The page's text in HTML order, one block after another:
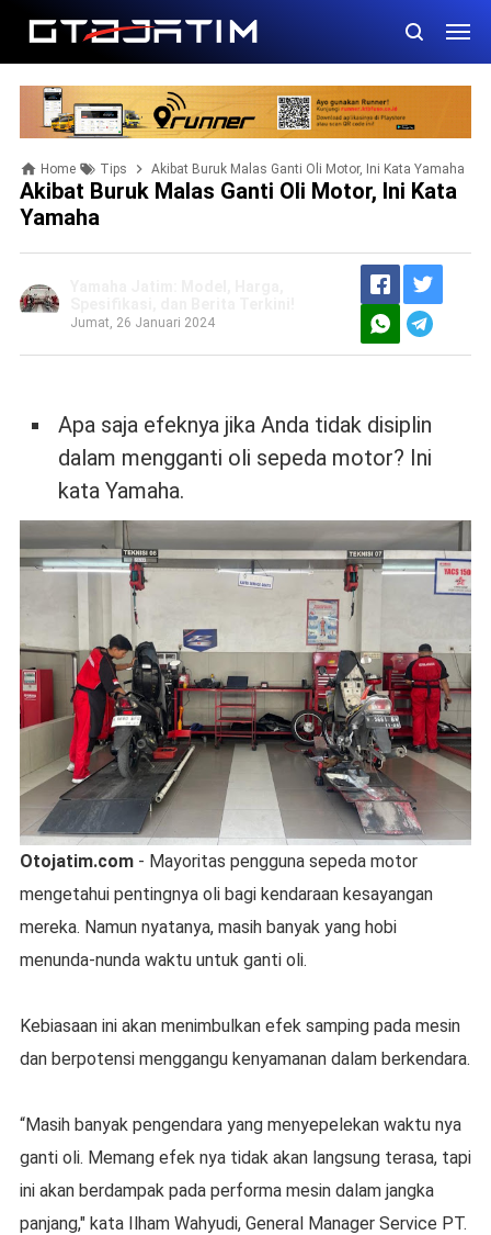
Home Tips Akibat Buruk Malas Ganti Oli Motor, Ini Kata Yamaha
Akibat Buruk Malas Ganti Oli Motor, Ini Kata
Yamaha
Jumat, 26 Januari 2024
Apa saja efeknya jika Anda tidak disiplin
dalam mengganti oli sepeda motor? Ini
kata Yamaha.
Otojatim.com- Mayoritas pengguna sepeda motor
mengetahui pentingnya oli bagi kendaraan kesayangan
mereka. Namun nyatanya, masih banyak yang hobi
menunda-nunda waktu untuk ganti oli.
Kebiasaan ini akan menimbulkan efek samping pada mesin
dan berpotensi menggangu kenyamanan dalam berkendara.
“Masih banyak pengendara yang menyepelekan waktu nya
ganti oli. Memang efek nya tidak akan langsung terasa, tapi
ini akan berdampak pada performa mesin dalam jangka
panjang," kata Ilham Wahyudi, General Manager Service PT.